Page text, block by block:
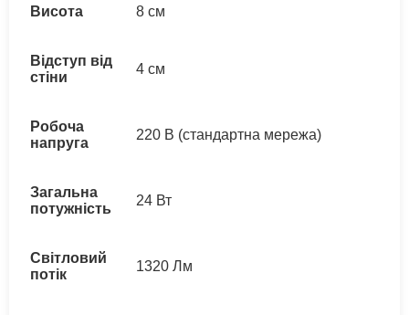
Висота 8 см
Відступ від
стіни
4 см
Робоча
напруга
220 В (стандартна мережа)
Загальна
потужність
24 Вт
Світловий
потік
1320 Лм